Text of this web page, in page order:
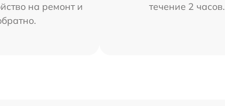
на ремонт и
течение 2 часов.